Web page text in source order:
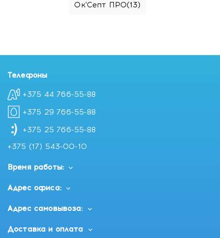
Ок'Септ ПРО(13)
Телефоны
+375 44 766-55-88
+375 29 766-55-88
+375 25 766-55-88
+375 (17) 543-00-10
Время работы:
Адрес офиса:
Адрес самовывоза:
Доставка и оплата